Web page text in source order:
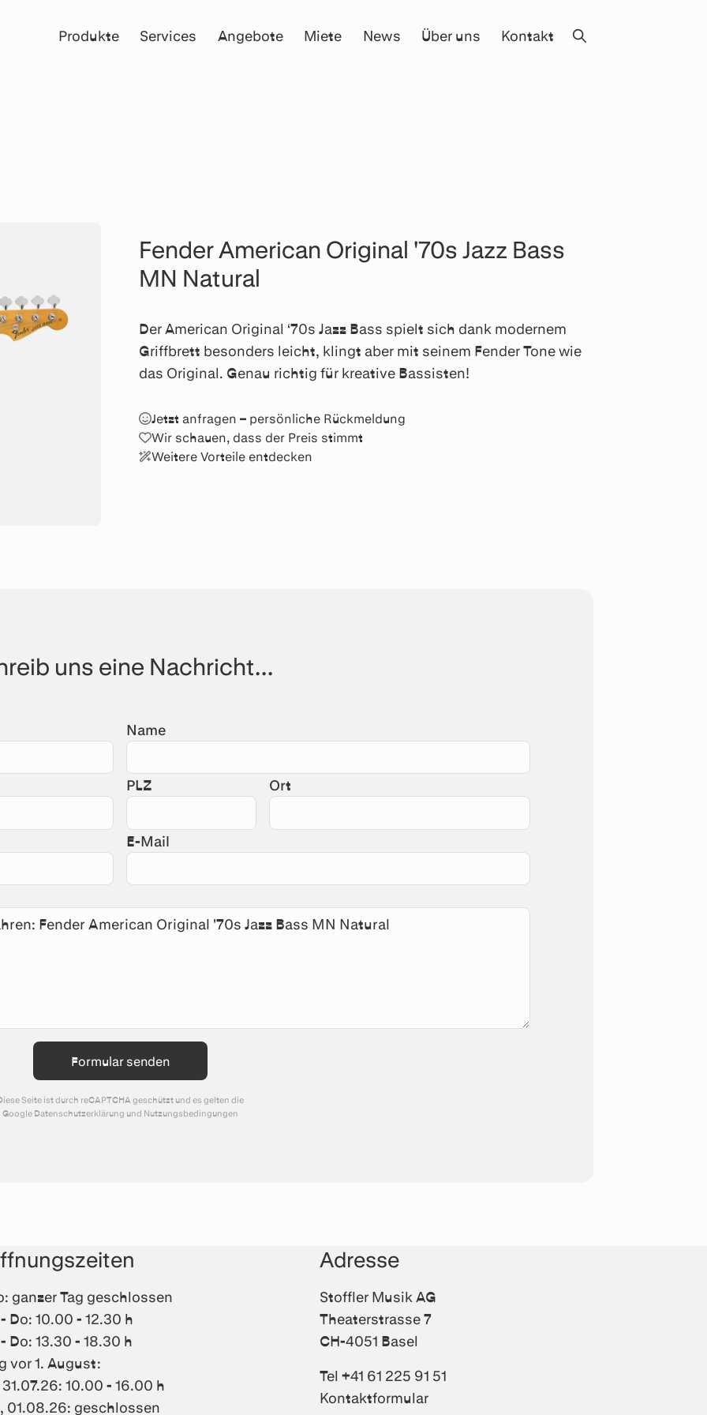
Produkte Services Angebote Miete News Über uns Kontakt
Fender American Original '70s Jazz Bass
MN Natural
Der American Original ‘70s Jazz Bass spielt sich dank modernem
Griffbrett besonders leicht, klingt aber mit seinem Fender Tone wie
das Original. Genau richtig für kreative Bassisten!
Jetzt anfragen – persönliche Rückmeldung
Wir schauen, dass der Preis stimmt
Weitere Vorteile entdecken
uns eine Nachricht...
Name
PLZ Ort
E-Mail
Formular senden
Seite ist durch reCAPTCHA geschützt und es gelten die
Google Datenschutzerklärung und Nutzungsbedingungen
ganzer Tag geschlossen
Do: 10.00 - 12.30 h
Do: 13.30 - 18.30 h
vor 1. August:
31.07.26: 10.00 - 16.00 h
01.08.26: geschlossen
Adresse
Stoffler Musik AG
Theaterstrasse 7
CH-4051 Basel
Tel +41 61 225 91 51
Kontaktformular